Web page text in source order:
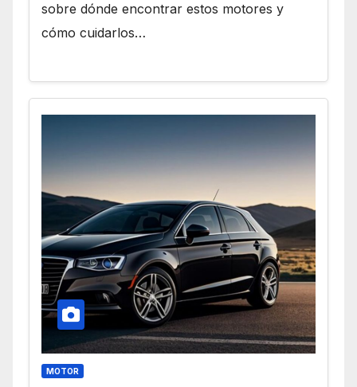
sobre dónde encontrar estos motores y
cómo cuidarlos…
MOTOR